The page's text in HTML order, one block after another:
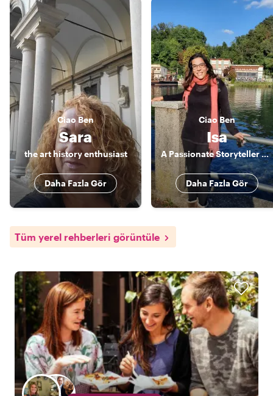
Ciao Ben
Sara
the art history enthusiast
Daha Fazla Gör
Ciao Ben
Isa
A Passionate Storyteller Blending Art, History, and Meaningful Connection
Daha Fazla Gör
Tüm yerel rehberleri görüntüle